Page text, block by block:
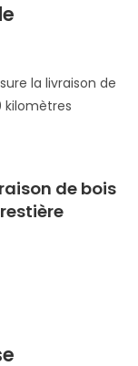
la livraison de
kilomètres
de bois